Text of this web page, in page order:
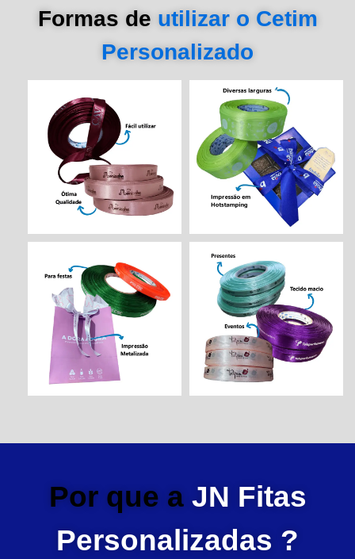
Formas de utilizar o Cetim
Personalizado
Por que a JN Fitas
Personalizadas ?